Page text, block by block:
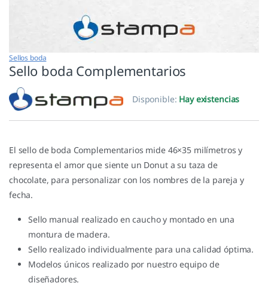
Sellos boda
Sello boda Complementarios
Disponible: Hay existencias
El sello de boda Complementarios mide 46×35 milímetros y
representa el amor que siente un Donut a su taza de
chocolate, para personalizar con los nombres de la pareja y
fecha.
Sello manual realizado en caucho y montado en una
montura de madera.
Sello realizado individualmente para una calidad óptima.
Modelos únicos realizado por nuestro equipo de
diseñadores.